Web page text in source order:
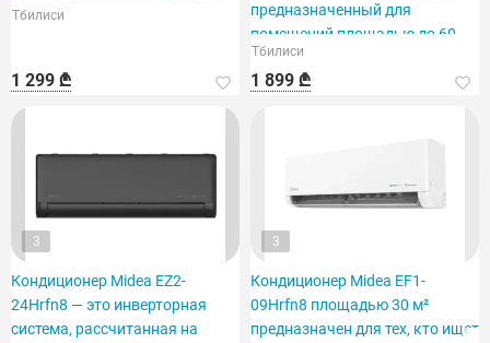
Тбилиси
1 299 ₾
предназначенный для
помещений площадью до 60
м².
Тбилиси
1 899 ₾
3
Кондиционер Midea EZ2-
24Hrfn8 — это инверторная
система, рассчитанная на
3
Кондиционер Midea EF1-
09Hrfn8 площадью 30 м²
предназначен для тех, кто ищет